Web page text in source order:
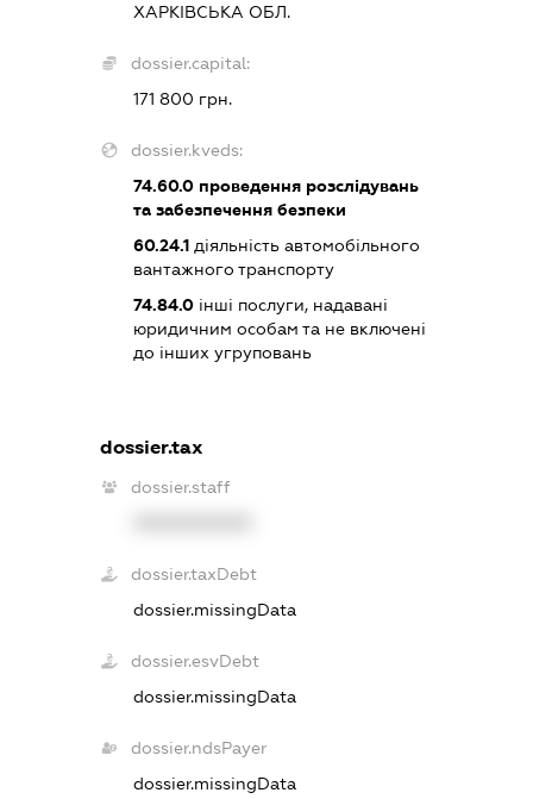
ХАРКІВСЬКА ОБЛ.
dossier.capital:
171 800 грн.
dossier.kveds:
74.60.0проведення розслідувань
та забезпечення безпеки
60.24.1діяльність автомобільного
вантажного транспорту
74.84.0інші послуги, надавані
юридичним особам та не включені
до інших угруповань
dossier.tax
dossier.staff
dossier.taxDebt
dossier.missingData
dossier.esvDebt
dossier.missingData
dossier.ndsPayer
dossier.missingData